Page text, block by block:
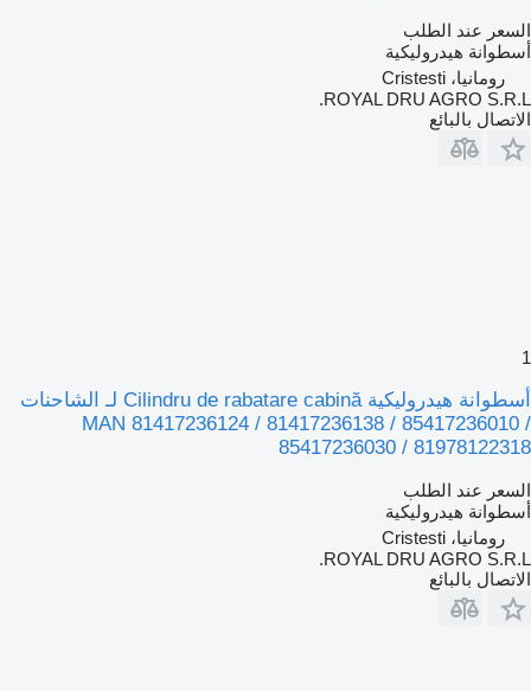
السعر عند الطلب
أسطوانة هيدروليكية
رومانيا، Cristesti
ROYAL DRU AGRO S.R.L.
الاتصال بالبائع
1
أسطوانة هيدروليكية Cilindru de rabatare cabină لـ الشاحنات
MAN 81417236124 / 81417236138 / 85417236010 /
85417236030 / 81978122318
السعر عند الطلب
أسطوانة هيدروليكية
رومانيا، Cristesti
ROYAL DRU AGRO S.R.L.
الاتصال بالبائع